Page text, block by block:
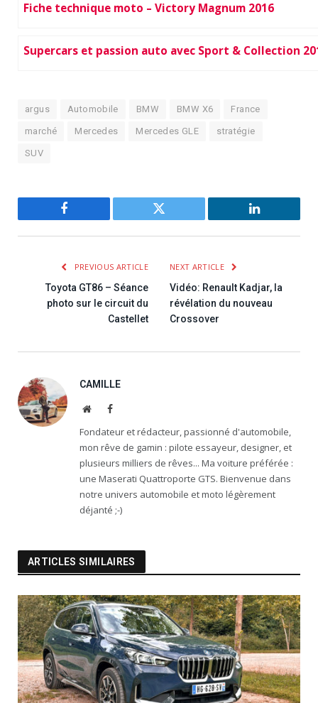
Fiche technique moto – Victory Magnum 2016
Supercars et passion auto avec Sport & Collection
argus Automobile BMW BMW X6 France
marché Mercedes Mercedes GLE stratégie
SUV
Facebook Twitter LinkedIn
PREVIOUS ARTICLE
Toyota GT86 – Séance
photo sur le circuit du
Castellet
NEXT ARTICLE
Vidéo: Renault Kadjar, la
révélation du nouveau
Crossover
CAMILLE
WebsiteFacebook
Fondateur et rédacteur, passionné d'automobile,
mon rêve de gamin : pilote essayeur, designer, et
plusieurs milliers de rêves... Ma voiture préférée :
une Maserati Quattroporte GTS. Bienvenue dans
notre univers automobile et moto légèrement
déjanté ;-)
ARTICLES SIMILAIRES